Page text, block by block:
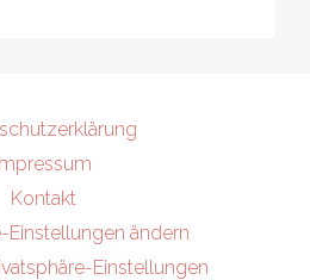
Kontakt
Einstellungen ändern
Einstellungen